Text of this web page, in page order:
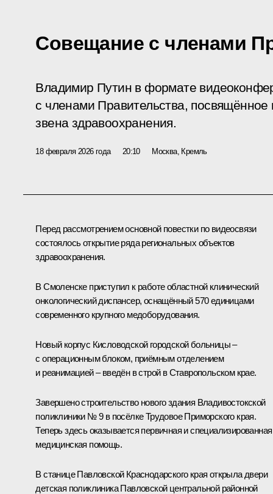
Совещание с членами
Владимир Путин в формате
с членами Правительства,
звена здравоохранения.
18 февраля 2026 года 20:10 Москва, Кремль
Перед рассмотрением основной повестки по видеосвязи
состоялось открытие ряда региональных объектов
здравоохранения.
В Смоленске приступил к работе областной клинический
онкологический диспансер, оснащённый 570 единицами
современного крупного медоборудования.
Новый корпус Кисловодской городской больницы –
с операционным блоком, приёмным отделением
и реанимацией – введён в строй в Ставропольском крае.
Завершено строительство нового здания Владивостокской
поликлиники № 9 в посёлке Трудовое Приморского края.
Теперь здесь оказывается первичная и специализированная
медицинская помощь.
В станице Павловской Краснодарского края открыла двери
детская поликлиника Павловской центральной районной